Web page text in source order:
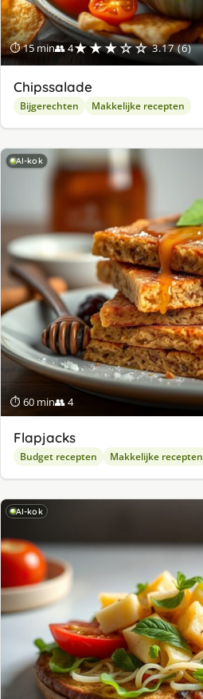
⏱ 15 min👥 4★★★☆☆ 3.17 (6)
Chipssalade
Bijgerechten Makkelijke recepten
AI-kok
⏱ 60 min👥 4
Flapjacks
Budget recepten Makkelijke recepten
AI-kok